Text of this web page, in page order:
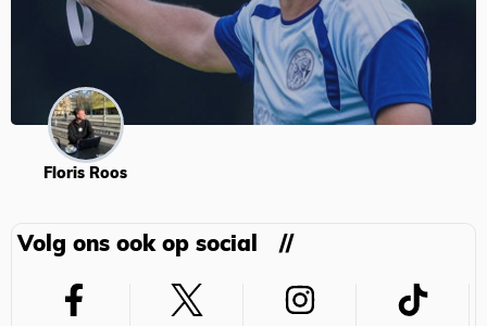
Floris Roos
Volg ons ook op social